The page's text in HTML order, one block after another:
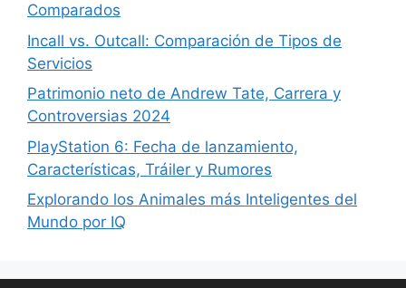
Comparados
Incall vs. Outcall: Comparación de Tipos de
Servicios
Patrimonio neto de Andrew Tate, Carrera y
Controversias 2024
PlayStation 6: Fecha de lanzamiento,
Características, Tráiler y Rumores
Explorando los Animales más Inteligentes del
Mundo por IQ